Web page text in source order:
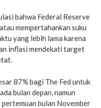
bahwa Federal Reserve
mempertahankan suku
yang lebih lama karena
inflasi mendekati target
87% bagi The Fed untuk
bulan depan, namun
bulan November